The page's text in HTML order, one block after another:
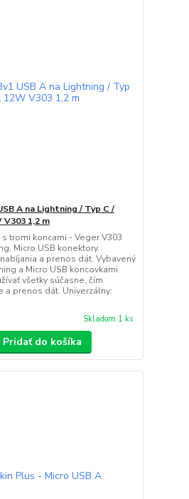
A na Lightning / Typ C /
V303 1,2 m
tromi koncami - Veger V303
Micro USB konektory.
a prenos dát. Vybavený
a Micro USB koncovkami
všetky súčasne, čím
a prenos dát. Univerzálny:
Skladom 1 ks
Pridať do košíka